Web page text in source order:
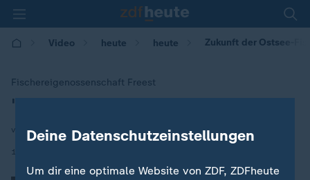
Video heute heute Zukunft der Ostsee-
Fischereigenossenschaft Freest
:"Versuchen die Fischerei zu halten"
von Anne Stadtfeld
14.10.2019 | 06:00
Deine Datenschutzeinstellungen
Um dir eine optimale Website von ZDF, ZDFheute